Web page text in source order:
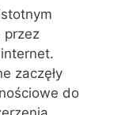
przez
zaczęły
do